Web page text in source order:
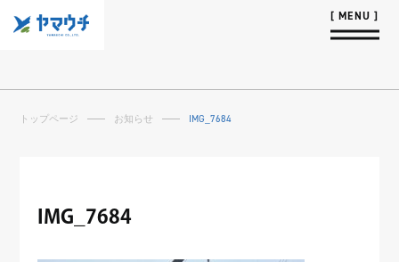
トップページ お知らせ IMG_7684
IMG_7684